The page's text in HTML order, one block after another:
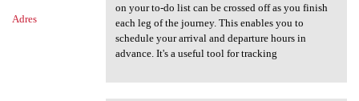
Adres
on your to-do list can be crossed off as you finish
each leg of the journey. This enables you to
schedule your arrival and departure hours in
advance. It's a useful tool for tracking